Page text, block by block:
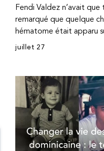
Fendi Valdez n’avait
remarqué que quelque
hématome était apparu
peu de professionnel·les
correct, le traitement
indisponible. Les
et difficiles à se
plus longtemps, Fendi
inférieure à celle
il avait fréquemment
juillet 27